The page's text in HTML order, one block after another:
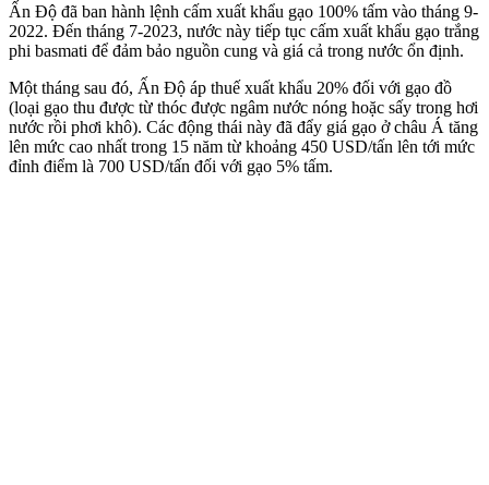
Ấn Độ đã ban hành lệnh cấm xuất khẩu gạo 100% tấm vào tháng 9-
2022. Đến tháng 7-2023, nước này tiếp tục cấm xuất khẩu gạo trắng
phi basmati để đảm bảo nguồn cung và giá cả trong nước ổn định.
Một tháng sau đó, Ấn Độ áp thuế xuất khẩu 20% đối với gạo đồ
(loại gạo thu được từ thóc được ngâm nước nóng hoặc sấy trong hơi
nước rồi phơi khô). Các động thái này đã đẩy giá gạo ở châu Á tăng
lên mức cao nhất trong 15 năm từ khoảng 450 USD/tấn lên tới mức
đỉnh điểm là 700 USD/tấn đối với gạo 5% tấm.